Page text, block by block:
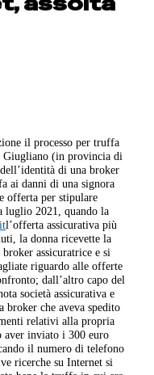
il processo per truffa
Giugliano (in provincia di
di una broker
ai danni di una signora
offerta per stipulare
luglio 2021, quando la
l’offerta assicurativa più
la donna ricevette la
assicuratrice e si
riguardo alle offerte
dall’altro capo del
società assicurativa e
che aveva spedito
relativi alla propria
aver inviato i 300 euro
il numero di telefono
ricerche su Internet si